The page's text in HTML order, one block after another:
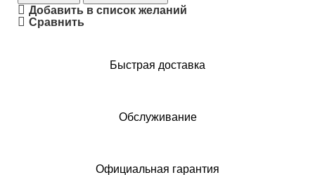
Добавить в список желаний
Сравнить
Быстрая доставка
Обслуживание
Официальная гарантия